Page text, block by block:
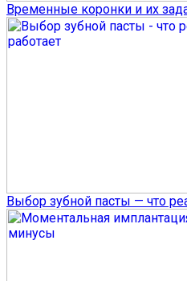
Временные коронки и их
Выбор зубной пасты — что